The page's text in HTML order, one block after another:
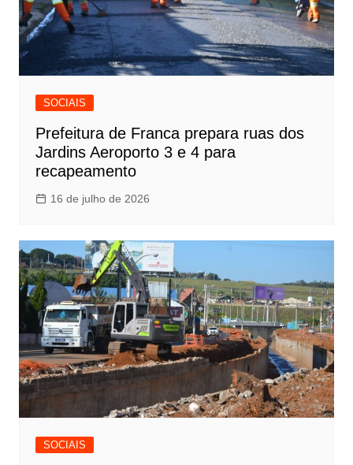
SOCIAIS
Prefeitura de Franca prepara ruas dos
Jardins Aeroporto 3 e 4 para
recapeamento
16 de julho de 2026
SOCIAIS